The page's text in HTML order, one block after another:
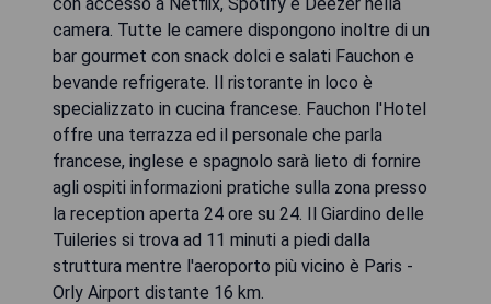
camera. Tutte le camere dispongono inoltre di un
bar gourmet con snack dolci e salati Fauchon e
bevande refrigerate. Il ristorante in loco è
specializzato in cucina francese. Fauchon l'Hotel
offre una terrazza ed il personale che parla
francese, inglese e spagnolo sarà lieto di fornire
agli ospiti informazioni pratiche sulla zona presso
la reception aperta 24 ore su 24. Il Giardino delle
Tuileries si trova ad 11 minuti a piedi dalla
struttura mentre l'aeroporto più vicino è Paris -
Orly Airport distante 16 km.